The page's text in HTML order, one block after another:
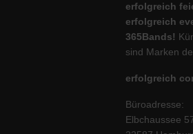
erfolgreich
erfolgreich
365Bands!
sind Marken
erfolgreich
Büroadresse:
Elbchaussee
werden standardmäßig blockiert.
bedarf der Zugriff auf diese Inhalte
Impressum